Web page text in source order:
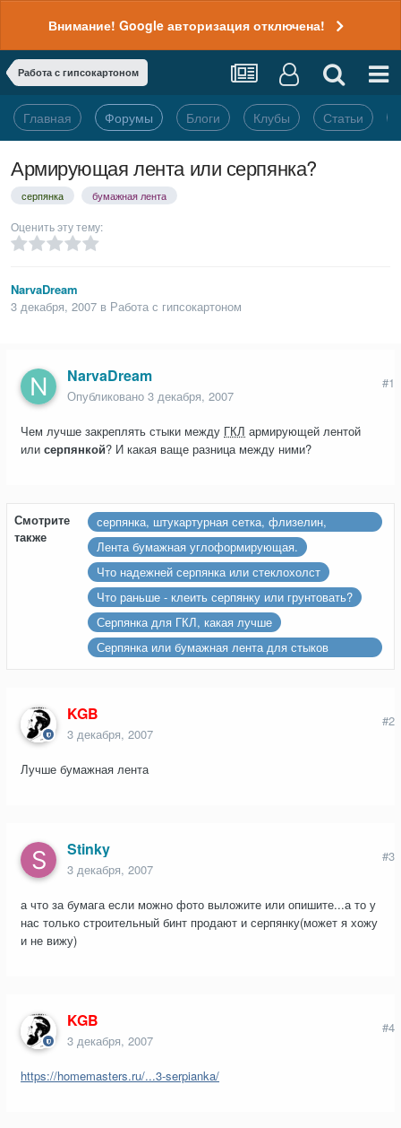
Внимание! Google авторизация отключена!
Работа с гипсокартоном
Главная Форумы Блоги Клубы Статьи
Армирующая лента или серпянка?
серпянка бумажная лента
Оценить эту тему:
NarvaDream
3 декабря, 2007 в Работа с гипсокартоном
NarvaDream
Опубликовано 3 декабря, 2007
#1
Чем лучше закреплять стыки между ГКЛ армирующей лентой
или серпянкой? И какая ваще разница между ними?
Смотрите
также
серпянка, штукартурная сетка, флизелин,
стеклохолст
Лента бумажная углоформирующая.
Что надежней серпянка или стеклохолст
Что раньше - клеить серпянку или грунтовать?
Серпянка для ГКЛ, какая лучше
Серпянка или бумажная лента для стыков
KGB
3 декабря, 2007
#2
Лучше бумажная лента
Stinky
3 декабря, 2007
#3
а что за бумага если можно фото выложите или опишите...а то у
нас только строительный бинт продают и серпянку(может я хожу
и не вижу)
KGB
3 декабря, 2007
#4
https://homemasters.ru/...3-serpianka/